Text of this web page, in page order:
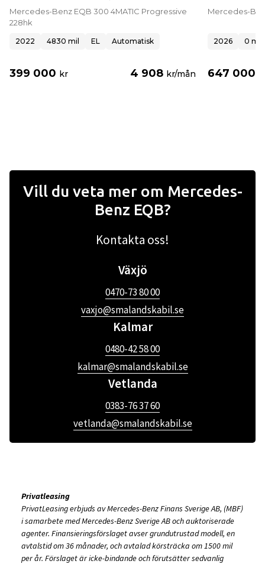
Mercedes-Benz EQB 300 4MATIC Progressive
228hk
2022 4830 mil EL Automatisk
399 000 kr 4 908 kr/mån
Mercedes-
2026 0 mil
647 000
Vill du veta mer om Mercedes-
Benz EQB?
Kontakta oss!
Växjö
0470-73 80 00
vaxjo@smalandskabil.se
Kalmar
0480-42 58 00
kalmar@smalandskabil.se
Vetlanda
0383-76 37 60
vetlanda@smalandskabil.se
Privatleasing
PrivatLeasing erbjuds av Mercedes-Benz Finans Sverige AB, (MBF)
i samarbete med Mercedes-Benz Sverige AB och auktoriserade
agenter. Finansieringsförslaget avser grundutrustad modell, en
avtalstid om 36 månader, och avtalad körsträcka om 1500 mil
per år. Förslaget är icke-bindande och förutsätter sedvanlig